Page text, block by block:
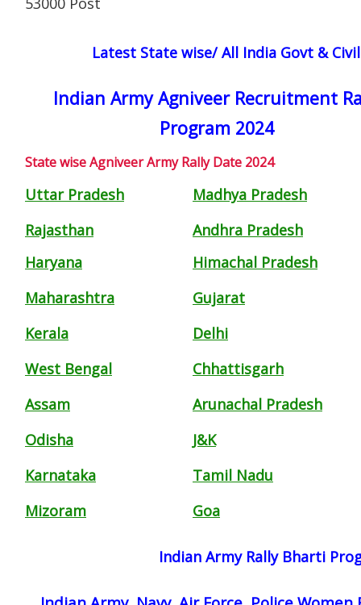
Latest State wise/ All India Govt &
Indian Army Agniveer Recruitment
Program 2024
State wise Agniveer Army Rally Date 2024
Uttar Pradesh
Madhya Pradesh
Rajasthan
Andhra Pradesh
Haryana
Himachal Pradesh
Maharashtra
Gujarat
Kerala
Delhi
West Bengal
Chhattisgarh
Assam
Arunachal Pradesh
Odisha
J&K
Karnataka
Tamil Nadu
Mizoram
Goa
Indian Army Rally Bharti